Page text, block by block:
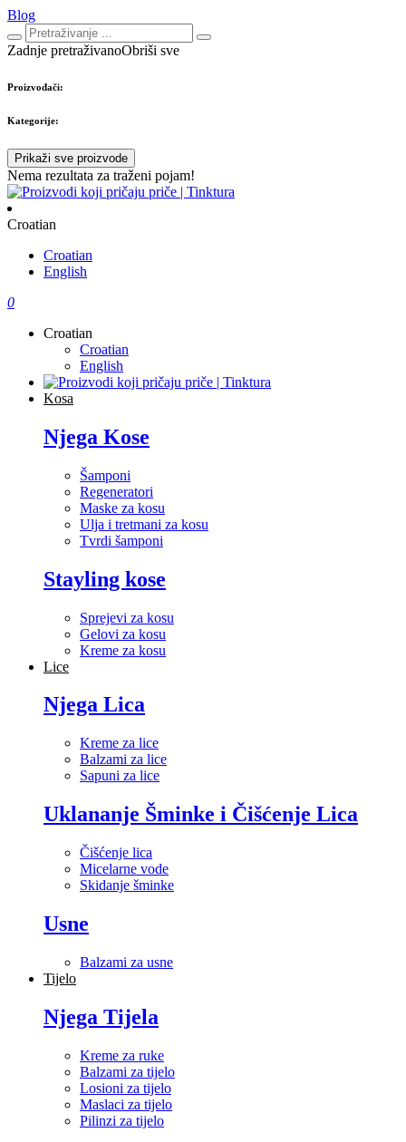
Blog
Zadnje pretraživanoObriši sve
Proizvođači:
Kategorije:
Prikaži sve proizvode
Nema rezultata za traženi pojam!
Croatian
Croatian
English
0
Croatian
Croatian
English
Kosa
Njega Kose
Šamponi
Regeneratori
Maske za kosu
Ulja i tretmani za kosu
Tvrdi šamponi
Stayling kose
Sprejevi za kosu
Gelovi za kosu
Kreme za kosu
Lice
Njega Lica
Kreme za lice
Balzami za lice
Sapuni za lice
Uklananje Šminke i Čišćenje Lica
Čišćenje lica
Micelarne vode
Skidanje šminke
Usne
Balzami za usne
Tijelo
Njega Tijela
Kreme za ruke
Balzami za tijelo
Losioni za tijelo
Maslaci za tijelo
Pilinzi za tijelo